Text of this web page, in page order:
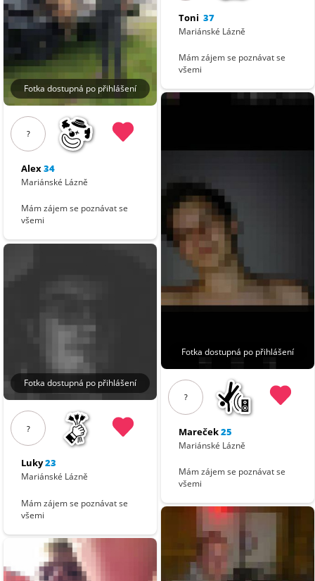
Fotka dostupná po přihlášení
?
Alex34
Mariánské Lázně
Mám zájem se poznávat se
všemi
Fotka dostupná po přihlášení
?
Luky23
Mariánské Lázně
Mám zájem se poznávat se
všemi
Toni 37
Mariánské Lázně
Mám zájem se poznávat se
všemi
Fotka dostupná po přihlášení
?
Mareček25
Mariánské Lázně
Mám zájem se poznávat se
všemi